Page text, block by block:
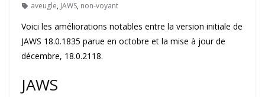
aveugle, JAWS, non-voyant
Voici les améliorations notables entre la version initiale de
JAWS 18.0.1835 parue en octobre et la mise à jour de
décembre, 18.0.2118.
JAWS